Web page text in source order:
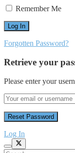
Remember Me
Forgotten Password?
Retrieve your
Please enter your
Log In